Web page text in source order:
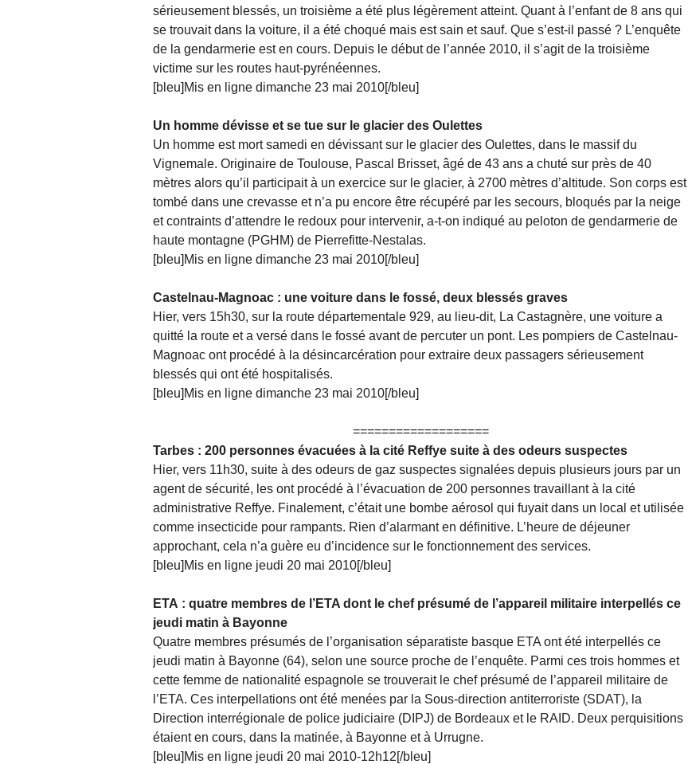
sérieusement blessés, un troisième a été plus légèrement atteint. Quant à l’enfant de 8 ans qui
se trouvait dans la voiture, il a été choqué mais est sain et sauf. Que s’est-il passé ? L’enquête
de la gendarmerie est en cours. Depuis le début de l’année 2010, il s’agit de la troisième
victime sur les routes haut-pyrénéennes.
[bleu]Mis en ligne dimanche 23 mai 2010[/bleu]
Un homme dévisse et se tue sur le glacier des Oulettes
Un homme est mort samedi en dévissant sur le glacier des Oulettes, dans le massif du
Vignemale. Originaire de Toulouse, Pascal Brisset, âgé de 43 ans a chuté sur près de 40
mètres alors qu’il participait à un exercice sur le glacier, à 2700 mètres d’altitude. Son corps est
tombé dans une crevasse et n’a pu encore être récupéré par les secours, bloqués par la neige
et contraints d’attendre le redoux pour intervenir, a-t-on indiqué au peloton de gendarmerie de
haute montagne (PGHM) de Pierrefitte-Nestalas.
[bleu]Mis en ligne dimanche 23 mai 2010[/bleu]
Castelnau-Magnoac : une voiture dans le fossé, deux blessés graves
Hier, vers 15h30, sur la route départementale 929, au lieu-dit, La Castagnère, une voiture a
quitté la route et a versé dans le fossé avant de percuter un pont. Les pompiers de Castelnau-
Magnoac ont procédé à la désincarcération pour extraire deux passagers sérieusement
blessés qui ont été hospitalisés.
[bleu]Mis en ligne dimanche 23 mai 2010[/bleu]
===================
Tarbes : 200 personnes évacuées à la cité Reffye suite à des odeurs suspectes
Hier, vers 11h30, suite à des odeurs de gaz suspectes signalées depuis plusieurs jours par un
agent de sécurité, les ont procédé à l’évacuation de 200 personnes travaillant à la cité
administrative Reffye. Finalement, c’était une bombe aérosol qui fuyait dans un local et utilisée
comme insecticide pour rampants. Rien d’alarmant en définitive. L’heure de déjeuner
approchant, cela n’a guère eu d’incidence sur le fonctionnement des services.
[bleu]Mis en ligne jeudi 20 mai 2010[/bleu]
ETA : quatre membres de l’ETA dont le chef présumé de l’appareil militaire interpellés ce
jeudi matin à Bayonne
Quatre membres présumés de l’organisation séparatiste basque ETA ont été interpellés ce
jeudi matin à Bayonne (64), selon une source proche de l’enquête. Parmi ces trois hommes et
cette femme de nationalité espagnole se trouverait le chef présumé de l’appareil militaire de
l’ETA. Ces interpellations ont été menées par la Sous-direction antiterroriste (SDAT), la
Direction interrégionale de police judiciaire (DIPJ) de Bordeaux et le RAID. Deux perquisitions
étaient en cours, dans la matinée, à Bayonne et à Urrugne.
[bleu]Mis en ligne jeudi 20 mai 2010-12h12[/bleu]